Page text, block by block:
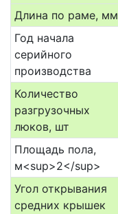
Длина по раме, мм
Год начала
серийного
производства
Количество
разгрузочных
люков, шт
Площадь пола,
м<sup>2</sup>
Угол открывания
средних крышек